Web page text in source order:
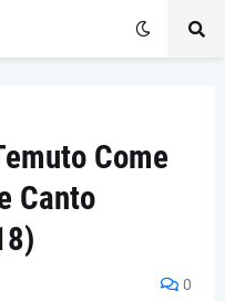
Come
Canto
0